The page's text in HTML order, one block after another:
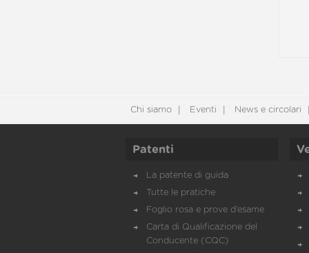
Chi siamo Eventi News e circolari
Patenti
La patente di guida
Tutte le pratiche
Foglio rosa e prove d’esame
Carta di Qualificazione del
Conducente (CQC)